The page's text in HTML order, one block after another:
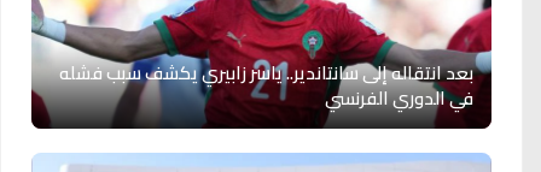
بعد انتقاله إلى سانتاندير.. ياسر زابيري يكشف سبب فشله
في الدوري الفرنسي